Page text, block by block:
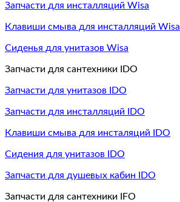
Запчасти для инсталляций Wisa
Клавиши смыва для инсталляций Wisa
Сиденья для унитазов Wisa
Запчасти для сантехники IDO
Запчасти для унитазов IDO
Запчасти для инсталляций IDO
Клавиши смыва для инсталяций IDO
Сидения для унитазов IDO
Запчасти для душевых кабин IDO
Запчасти для сантехники IFO